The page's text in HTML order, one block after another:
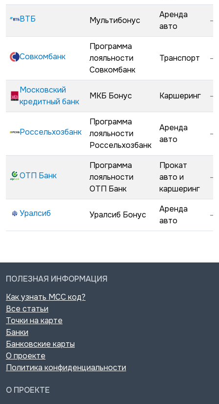
ВТБ Мультибонус
Аренда
авто
—
Совкомбанк
Программа
лояльности
Совкомбанк
Транспорт —
Московский
кредитный банк
МКБ Бонус Каршеринг —
Россельхозбанк
Программа
лояльности
Россельхозбанк
Аренда
авто
—
ОТП Банк
Программа
лояльности
ОТП Банк
Прокат
авто и
каршеринг
—
Уралсиб Уралсиб Бонус
Аренда
авто
—
ПОЛЕЗНАЯ ИНФОРМАЦИЯ
Как узнать MCC код?
Все статьи
Точки на карте
Банки
Банковские карты
О проекте
Политика конфиденциальности
О ПРОЕКТЕ